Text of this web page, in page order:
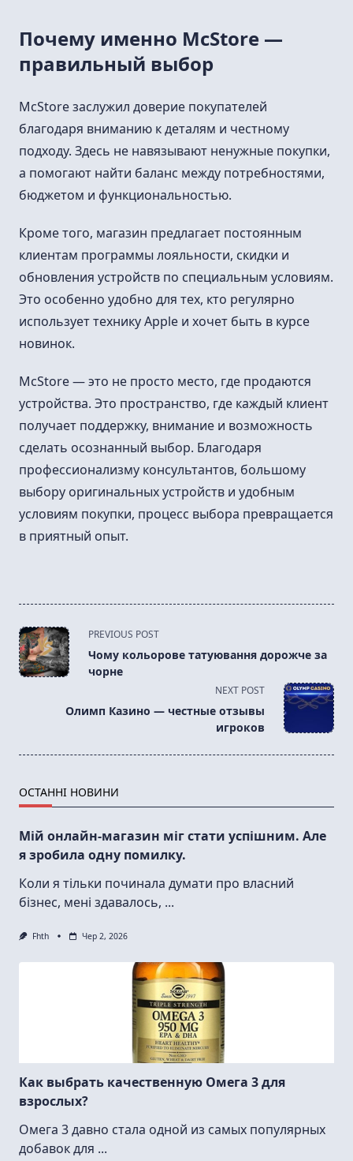
Почему именно McStore —
правильный выбор
McStore заслужил доверие покупателей
благодаря вниманию к деталям и честному
подходу. Здесь не навязывают ненужные покупки,
а помогают найти баланс между потребностями,
бюджетом и функциональностью.
Кроме того, магазин предлагает постоянным
клиентам программы лояльности, скидки и
обновления устройств по специальным условиям.
Это особенно удобно для тех, кто регулярно
использует технику Apple и хочет быть в курсе
новинок.
McStore — это не просто место, где продаются
устройства. Это пространство, где каждый клиент
получает поддержку, внимание и возможность
сделать осознанный выбор. Благодаря
профессионализму консультантов, большому
выбору оригинальных устройств и удобным
условиям покупки, процесс выбора превращается
в приятный опыт.
<span
class="nav-
subtitle
PREVIOUS POST
Чому кольорове татуювання дорожче за
чорне
NEXT POST
Олимп Казино — честные отзывы
игроков
ОСТАННІ НОВИНИ
Мій онлайн-магазин міг стати успішним. Але
я зробила одну помилку.
Коли я тільки починала думати про власний
бізнес, мені здавалось, ...
Fhth Чер 2, 2026
Как выбрать качественную Омега 3 для
взрослых?
Омега 3 давно стала одной из самых популярных
добавок для ...